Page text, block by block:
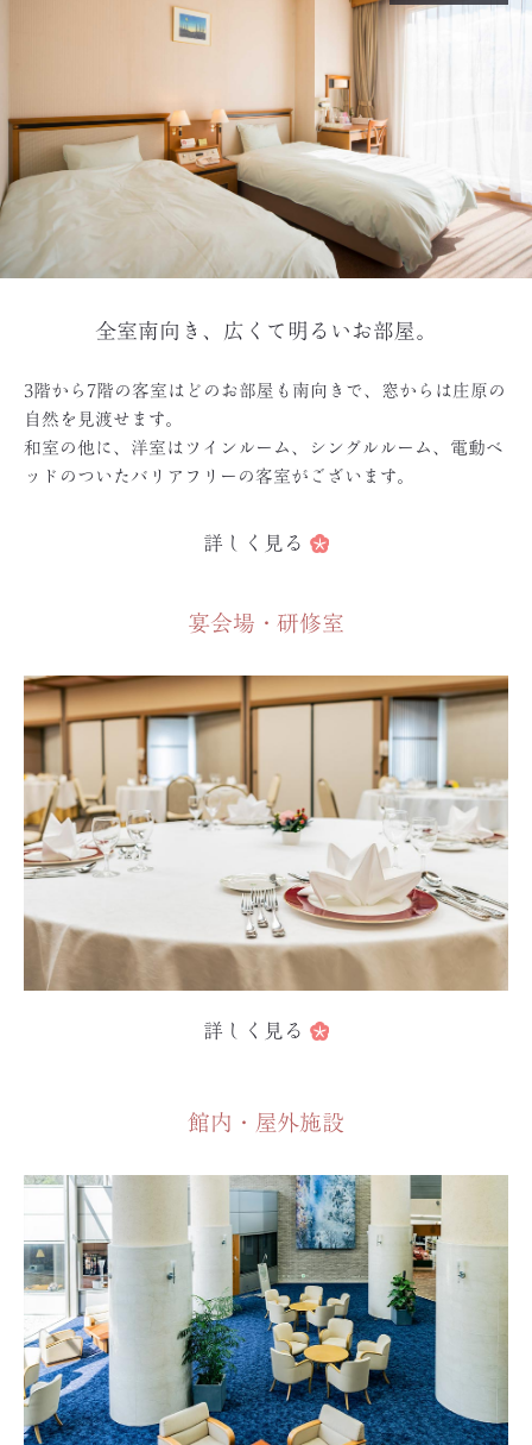
全室南向き、広くて明るいお部屋。
3階から7階の客室はどのお部屋も南向きで、窓からは庄原の
自然を見渡せます。
和室の他に、洋室はツインルーム、シングルルーム、電動ベ
ッドのついたバリアフリーの客室がございます。
詳しく見る
宴会場・研修室
詳しく見る
館内・屋外施設